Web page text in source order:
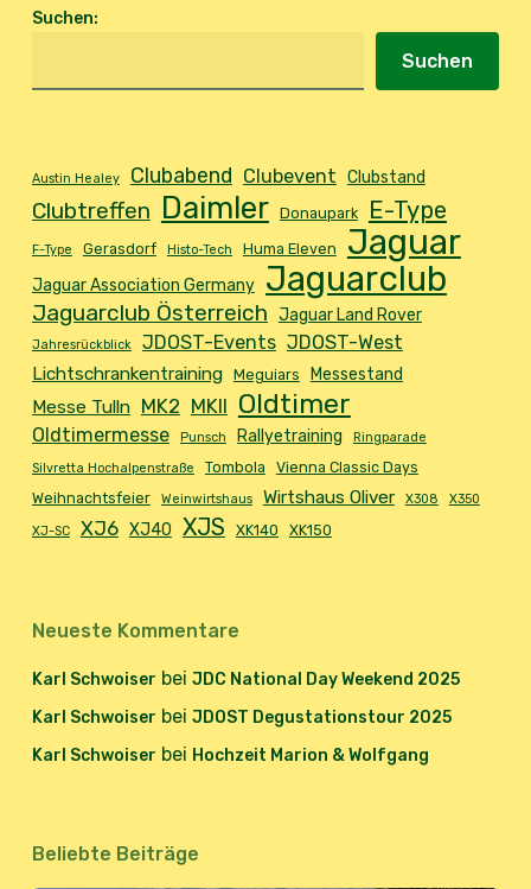
Suchen:
Suchen
Austin Healey Clubabend Clubevent Clubstand
Clubtreffen Daimler Donaupark E-Type
F-Type Gerasdorf Histo-Tech Huma Eleven Jaguar
Jaguar Association Germany Jaguarclub
Jaguarclub Österreich Jaguar Land Rover
Jahresrückblick JDOST-Events JDOST-West
Lichtschrankentraining Meguiars Messestand
Messe Tulln MK2 MKII Oldtimer
Oldtimermesse Punsch Rallyetraining
Ringparade
Silvretta Hochalpenstraße
Tombola
Vienna Classic Days
Weihnachtsfeier
Weinwirtshaus Wirtshaus Oliver X308 X350
XJ-SC XJ6 XJ40 XJS XK140 XK150
Neueste Kommentare
Karl Schwoiser bei JDC National Day Weekend 2025
Karl Schwoiser bei JDOST Degustationstour 2025
Karl Schwoiser bei Hochzeit Marion & Wolfgang
Beliebte Beiträge